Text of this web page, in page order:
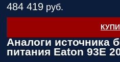
484 419 руб.
Аналоги источника
питания Eaton 93E